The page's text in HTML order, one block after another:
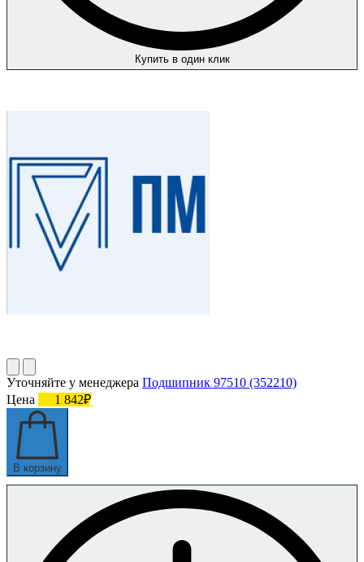
Купить в один клик
Уточняйте у менеджера Подшипник 97510 (352210)
Цена
1 842₽
В корзину